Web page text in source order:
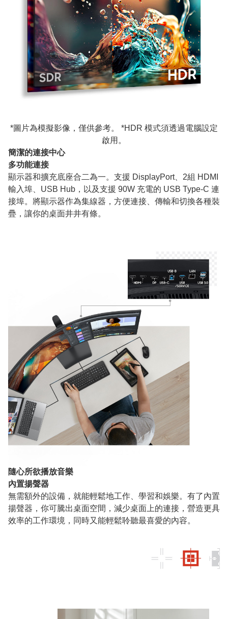
*圖片為模擬影像，僅供參考。 *HDR 模式須透過電腦設定
啟用。
簡潔的連接中心
多功能連接
顯示器和擴充底座合二為一。支援 DisplayPort、2組 HDMI
輸入埠、USB Hub，以及支援 90W 充電的 USB Type-C 連
接埠。將顯示器作為集線器，方便連接、傳輸和切換各種裝
疊，讓你的桌面井井有條。
隨心所欲播放音樂
內置揚聲器
無需額外的設備，就能輕鬆地工作、學習和娛樂。有了內置
揚聲器，你可騰出桌面空間，減少桌面上的連接，營造更具
效率的工作環境，同時又能輕鬆聆聽最喜愛的內容。